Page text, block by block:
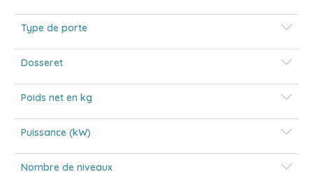
Type de porte
Dosseret
Poids net en kg
Puissance (kW)
Nombre de niveaux